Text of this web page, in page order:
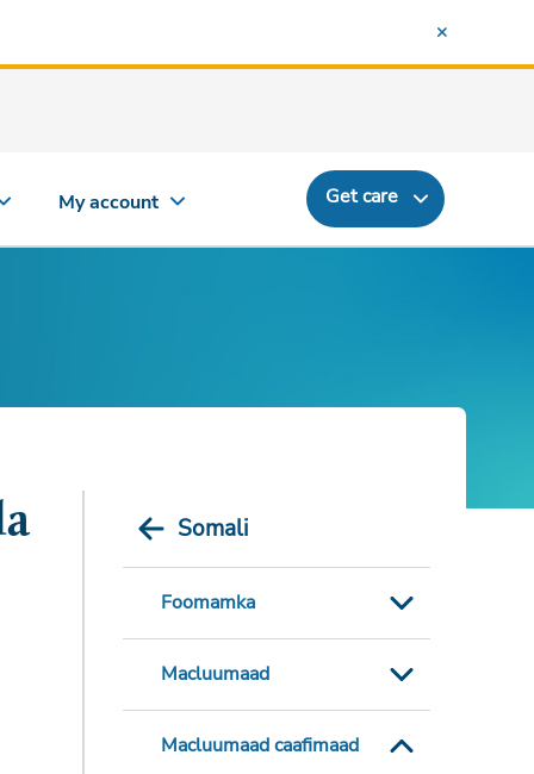
My account Get care
Somali
Foomamka
Macluumaad
Macluumaad caafimaad